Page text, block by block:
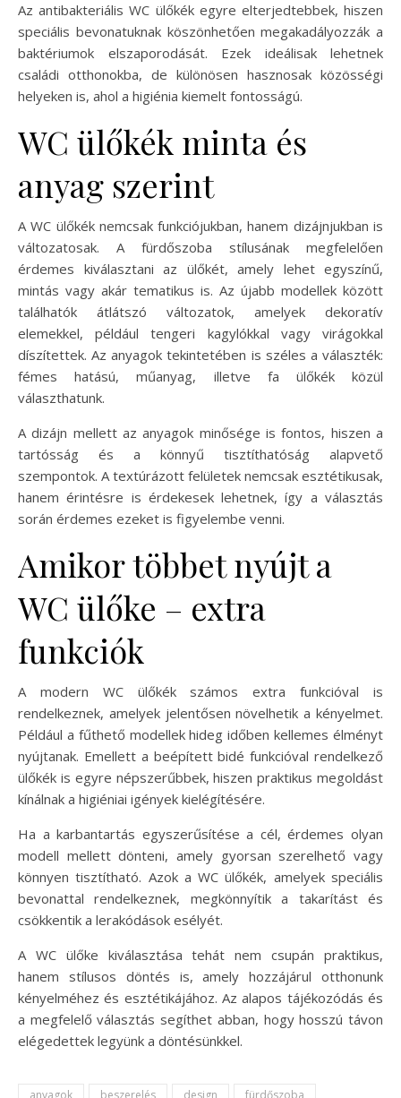
Az antibakteriális WC ülőkék egyre elterjedtebbek, hiszen
speciális bevonatuknak köszönhetően megakadályozzák a
baktériumok elszaporodását. Ezek ideálisak lehetnek
családi otthonokba, de különösen hasznosak közösségi
helyeken is, ahol a higiénia kiemelt fontosságú.
WC ülőkék minta és
anyag szerint
A WC ülőkék nemcsak funkciójukban, hanem dizájnjukban is
változatosak. A fürdőszoba stílusának megfelelően
érdemes kiválasztani az ülőkét, amely lehet egyszínű,
mintás vagy akár tematikus is. Az újabb modellek között
találhatók átlátszó változatok, amelyek dekoratív
elemekkel, például tengeri kagylókkal vagy virágokkal
díszítettek. Az anyagok tekintetében is széles a választék:
fémes hatású, műanyag, illetve fa ülőkék közül
választhatunk.
A dizájn mellett az anyagok minősége is fontos, hiszen a
tartósság és a könnyű tisztíthatóság alapvető
szempontok. A textúrázott felületek nemcsak esztétikusak,
hanem érintésre is érdekesek lehetnek, így a választás
során érdemes ezeket is figyelembe venni.
Amikor többet nyújt a
WC ülőke – extra
funkciók
A modern WC ülőkék számos extra funkcióval is
rendelkeznek, amelyek jelentősen növelhetik a kényelmet.
Például a fűthető modellek hideg időben kellemes élményt
nyújtanak. Emellett a beépített bidé funkcióval rendelkező
ülőkék is egyre népszerűbbek, hiszen praktikus megoldást
kínálnak a higiéniai igények kielégítésére.
Ha a karbantartás egyszerűsítése a cél, érdemes olyan
modell mellett dönteni, amely gyorsan szerelhető vagy
könnyen tisztítható. Azok a WC ülőkék, amelyek speciális
bevonattal rendelkeznek, megkönnyítik a takarítást és
csökkentik a lerakódások esélyét.
A WC ülőke kiválasztása tehát nem csupán praktikus,
hanem stílusos döntés is, amely hozzájárul otthonunk
kényelméhez és esztétikájához. Az alapos tájékozódás és
a megfelelő választás segíthet abban, hogy hosszú távon
elégedettek legyünk a döntésünkkel.